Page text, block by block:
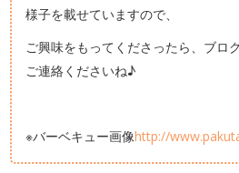
様子を載せていますので、
ご興味をもってくださったら、ブロ
ご連絡くださいね♪
※バーベキュー画像http://